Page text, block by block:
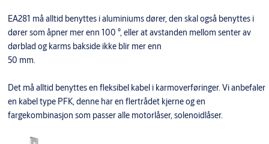
EA281 må alltid benyttes i aluminiums dører, den skal også benyttes i
dører som åpner mer enn 100 °, eller at avstanden mellom senter av
dørblad og karms bakside ikke blir mer enn
50 mm.
Det må alltid benyttes en fleksibel kabel i karmoverføringer. Vi anbefaler
en kabel type PFK, denne har en flertrådet kjerne og en
fargekombinasjon som passer alle motorlåser, solenoidlåser.